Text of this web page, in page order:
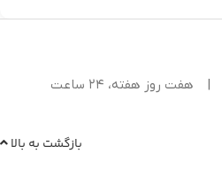
|
هفت روز هفته، ۲۴ ساعت
بازگشت به بالا